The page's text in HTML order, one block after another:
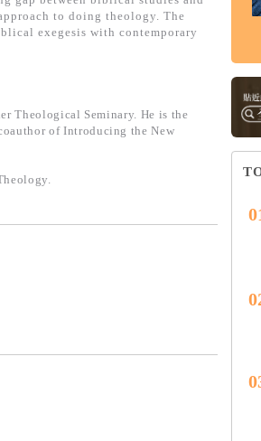
to doing theology. The
exegesis with contemporary
Theological Seminary. He is the
of Introducing the New